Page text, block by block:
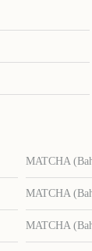
MATCHA
MATCHA
MATCHA